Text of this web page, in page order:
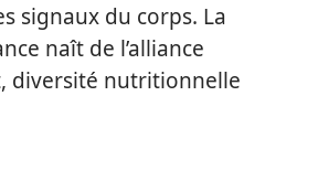
signaux du corps. La
naît de l’alliance
diversité nutritionnelle